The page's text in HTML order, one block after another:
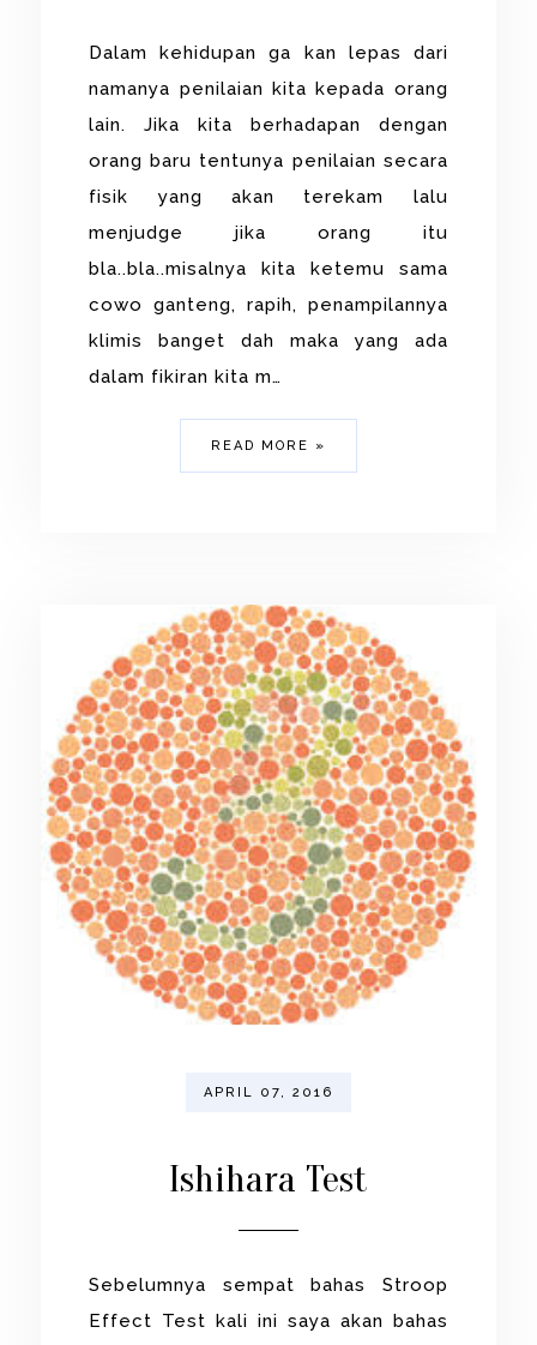
Dalam kehidupan ga kan lepas dari
namanya penilaian kita kepada orang
lain. Jika kita berhadapan dengan
orang baru tentunya penilaian secara
fisik yang akan terekam lalu
menjudge jika orang itu
bla..bla..misalnya kita ketemu sama
cowo ganteng, rapih, penampilannya
klimis banget dah maka yang ada
dalam fikiran kita m…
READ MORE »
APRIL 07, 2016
Ishihara Test
Sebelumnya sempat bahas Stroop
Effect Test kali ini saya akan bahas